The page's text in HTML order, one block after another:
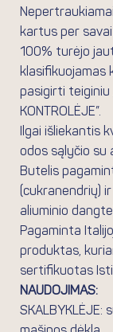
kartus per
100% turėjo
klasifikuojamas
pasigirti teiginiu
KONTROLĖJE”.
Ilgai išliekantis
odos sąlyčio su
Butelis
(cukranendrių)
aliuminio
Pagaminta
produktas,
sertifikuotas
NAUDOJIMAS: